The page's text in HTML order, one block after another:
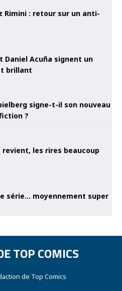
Rimini : retour sur un anti-
Daniel Acuña signent un
brillant
signe-t-il son nouveau
?
revient, les rires beaucoup
série… moyennement super
TOP COMICS
de Top Comics